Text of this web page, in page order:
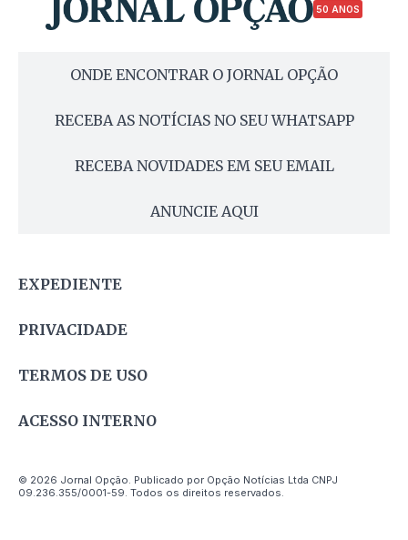
50 ANOS
ONDE ENCONTRAR O JORNAL OPÇÃO
RECEBA AS NOTÍCIAS NO SEU WHATSAPP
RECEBA NOVIDADES EM SEU EMAIL
ANUNCIE AQUI
EXPEDIENTE
PRIVACIDADE
TERMOS DE USO
ACESSO INTERNO
© 2026 Jornal Opção. Publicado por Opção Notícias Ltda CNPJ
09.236.355/0001-59. Todos os direitos reservados.